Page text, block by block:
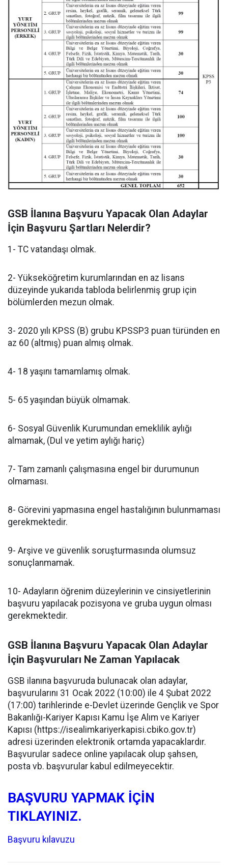
GSB İlanına Başvuru Yapacak Olan Adaylar
İçin Başvuru Şartları Nelerdir?
1- TC vatandaşı olmak.
2- Yükseköğretim kurumlarından en az lisans
düzeyinde yukarıda tabloda belirlenmiş grup için
bölümlerden mezun olmak.
3- 2020 yılı KPSS (B) grubu KPSSP3 puan türünden en
az 60 (altmış) puan almış olmak.
4- 18 yaşını tamamlamış olmak.
5- 65 yaşından büyük olmamak.
6- Sosyal Güvenlik Kurumundan emeklilik aylığı
almamak, (Dul ve yetim aylığı hariç)
7- Tam zamanlı çalışmasına engel bir durumunun
olmaması.
8- Görevini yapmasına engel hastalığının bulunmaması
gerekmektedir.
9- Arşive ve güvenlik soruşturmasında olumsuz
sonuçlanmamak.
10- Adayların öğrenim düzeylerinin ve cinsiyetlerinin
başvuru yapılacak pozisyona ve gruba uygun olması
gerekmektedir.
GSB İlanına Başvuru Yapacak Olan Adaylar
İçin Başvuruları Ne Zaman Yapılacak
GSB ilanına başvuruda bulunacak olan adaylar,
başvurularını 31 Ocak 2022 (10:00) ile 4 Şubat 2022
(17:00) tarihlerinde e-Devlet üzerinde Gençlik ve Spor
Bakanlığı-Kariyer Kapısı Kamu İşe Alım ve Kariyer
Kapısı (https://isealimkariyerkapisi.cbiko.gov.tr)
adresi üzerinden elektronik ortamda yapacaklardır.
Başvurular sadece online yapılacak olup şahsen,
posta vb. başvurular kabul edilmeyecektir.
BAŞVURU YAPMAK İÇİN
TIKLAYINIZ.
Başvuru kılavuzu